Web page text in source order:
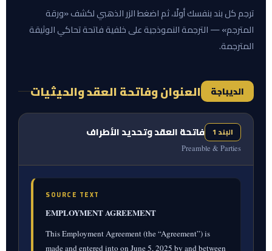
ترجم كل بند بنفسك أولًا، ثم اضغط الزر الذهبي لكشف «ورقة
المترجم» — الترجمة النموذجية على خلفية فاتحة تحاكي الوثيقة
المترجمة.
الديباجة العنوان وفاتحة العقد والحيثيات
البند 1 فاتحة العقد وتحديد الأطراف
Preamble & Parties
SOURCE TEXT
EMPLOYMENT AGREEMENT
This Employment Agreement (the “Agreement”) is
made and entered into on June 5, 2025 by and between